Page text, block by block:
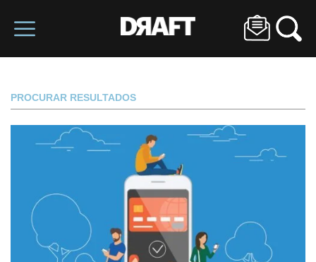
PROCURAR RESULTADOS